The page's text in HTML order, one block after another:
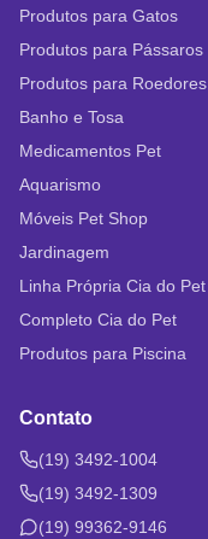
Produtos para Gatos
Produtos para Pássaros
Produtos para Roedores
Banho e Tosa
Medicamentos Pet
Aquarismo
Móveis Pet Shop
Jardinagem
Linha Própria Cia do Pet
Completo Cia do Pet
Produtos para Piscina
Contato
(19) 3492-1004
(19) 3492-1309
(19) 99362-9146